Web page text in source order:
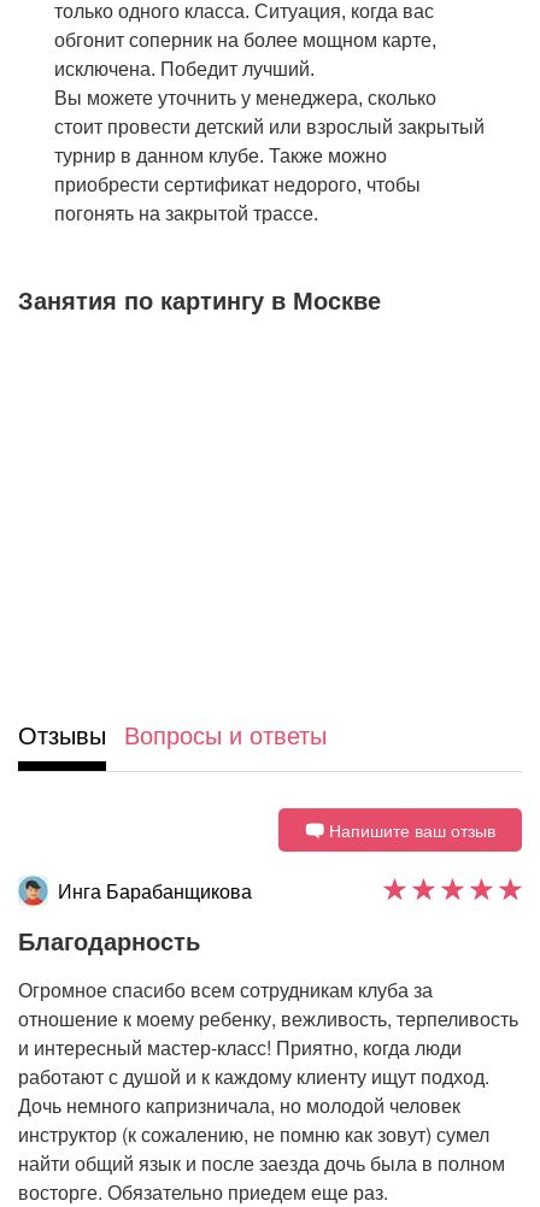
только одного класса. Ситуация, когда вас
обгонит соперник на более мощном карте,
исключена. Победит лучший.
Вы можете уточнить у менеджера, сколько
стоит провести детский или взрослый закрытый
турнир в данном клубе. Также можно
приобрести сертификат недорого, чтобы
погонять на закрытой трассе.
Занятия по картингу в Москве
Отзывы Вопросы и ответы
Напишите ваш отзыв
Инга Барабанщикова
Благодарность
Огромное спасибо всем сотрудникам клуба за
отношение к моему ребенку, вежливость, терпеливость
и интересный мастер-класс! Приятно, когда люди
работают с душой и к каждому клиенту ищут подход.
Дочь немного капризничала, но молодой человек
инструктор (к сожалению, не помню как зовут) сумел
найти общий язык и после заезда дочь была в полном
восторге. Обязательно приедем еще раз.